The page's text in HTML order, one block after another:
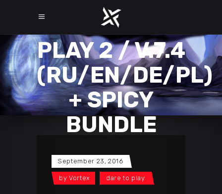
DARE TO
PLAY 2 / V.7.4
(RU/EN/DE/PL)
+ SPICY
BUNDLE
September 23, 2016
by Vortex dare to play